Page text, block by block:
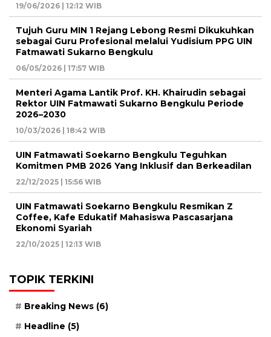
19/06/2026 | 12:12 WIB
Tujuh Guru MIN 1 Rejang Lebong Resmi Dikukuhkan
sebagai Guru Profesional melalui Yudisium PPG UIN
Fatmawati Sukarno Bengkulu
06/05/2026 | 17:57 WIB
Menteri Agama Lantik Prof. KH. Khairudin sebagai
Rektor UIN Fatmawati Sukarno Bengkulu Periode
2026–2030
10/03/2026 | 18:42 WIB
UIN Fatmawati Soekarno Bengkulu Teguhkan
Komitmen PMB 2026 Yang Inklusif dan Berkeadilan
22/12/2025 | 15:56 WIB
UIN Fatmawati Soekarno Bengkulu Resmikan Z
Coffee, Kafe Edukatif Mahasiswa Pascasarjana
Ekonomi Syariah
22/10/2025 | 12:13 WIB
TOPIK TERKINI
Breaking News (6)
Headline (5)